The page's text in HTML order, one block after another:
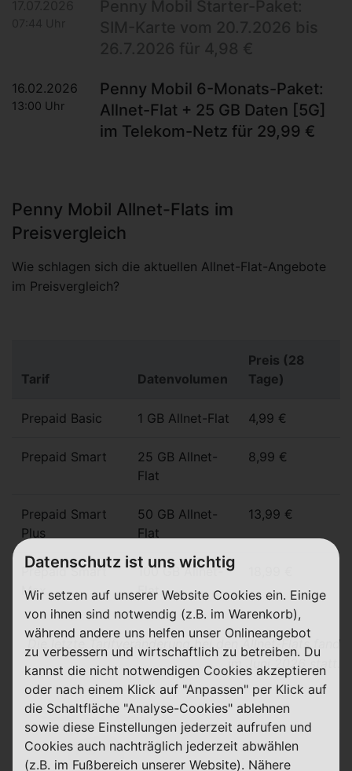
16.02.2026
13:00 Uhr
Penny Mobil 6-Monats-Paket:
Allnet-Flat + 25 GB Daten [5G]
im Telekom-Netz für 29,99 €
Penny Mobil Allnet-Flats im
Preisvergleich
Wie schlagen sich die aktuellen Allnet-Flat-Angebote
im Preisvergleich?
Tarif Datenvolumen
Preis (28
Tage)
Prepaid Basic 1 GB Allnet-Flat 4,99 €
Prepaid Smart
25 GB Allnet-
Flat
8,99 €
Prepaid Smart
Plus
50 GB Allnet-
Flat
13,99 €
Prepaid Smart
Max
100 GB Allnet-
Flat
Die letzte Tarifveränderung bei den Allnet-Flats fand
im Juni 2026 statt.
Prepaid Easy (Basistarif)
Details
Datenschutz ist uns wichtig
Wir setzen auf unserer Website Cookies ein. Einige
von ihnen sind notwendig (z.B. im Warenkorb),
während andere uns helfen unser Onlineangebot
zu verbessern und wirtschaftlich zu betreiben. Du
kannst die nicht notwendigen Cookies akzeptieren
oder nach einem Klick auf "Anpassen" per Klick auf
die Schaltfläche "Analyse-Cookies" ablehnen
sowie diese Einstellungen jederzeit aufrufen und
Cookies auch nachträglich jederzeit abwählen
(z.B. im Fußbereich unserer Website). Nähere